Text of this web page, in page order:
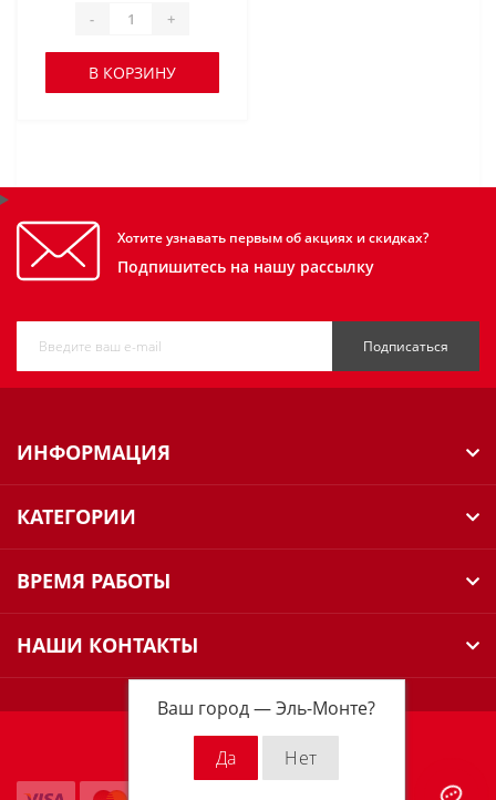
Ваш город —Эль-Монте?
- +
В КОРЗИНУ
Хотите узнавать первым об акциях и скидках?
Подпишитесь на нашу рассылку
Подписаться
ИНФОРМАЦИЯ
КАТЕГОРИИ
ВРЕМЯ РАБОТЫ
НАШИ КОНТАКТЫ
Milwaukee Russia © 2026